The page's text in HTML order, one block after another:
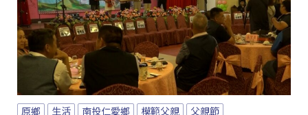
原鄉 生活 南投仁愛鄉 模範父親 父親節